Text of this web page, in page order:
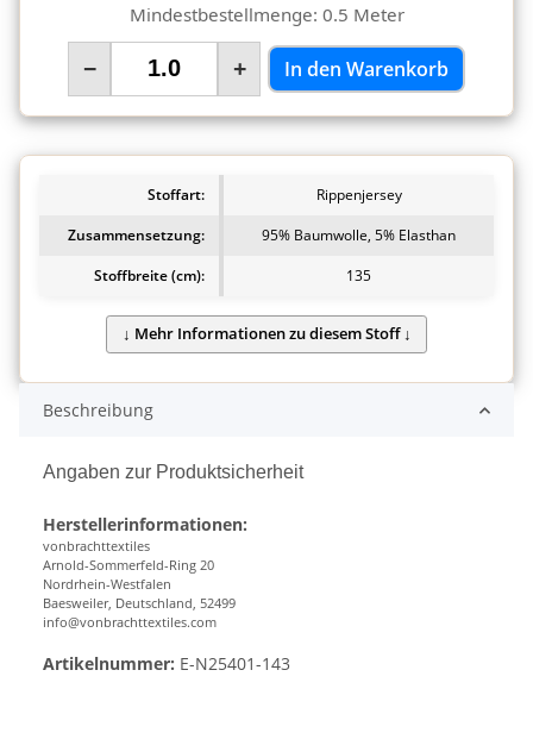
Mindestbestellmenge: 0.5 Meter
− + In den Warenkorb
Stoffart:
Rippenjersey
Zusammensetzung:
95% Baumwolle, 5% Elasthan
Stoffbreite (cm):
135
Beschreibung
Angaben zur Produktsicherheit
Herstellerinformationen:
vonbrachttextiles
Arnold-Sommerfeld-Ring 20
Nordrhein-Westfalen
Baesweiler, Deutschland, 52499
info@vonbrachttextiles.com
Artikelnummer: E-N25401-143